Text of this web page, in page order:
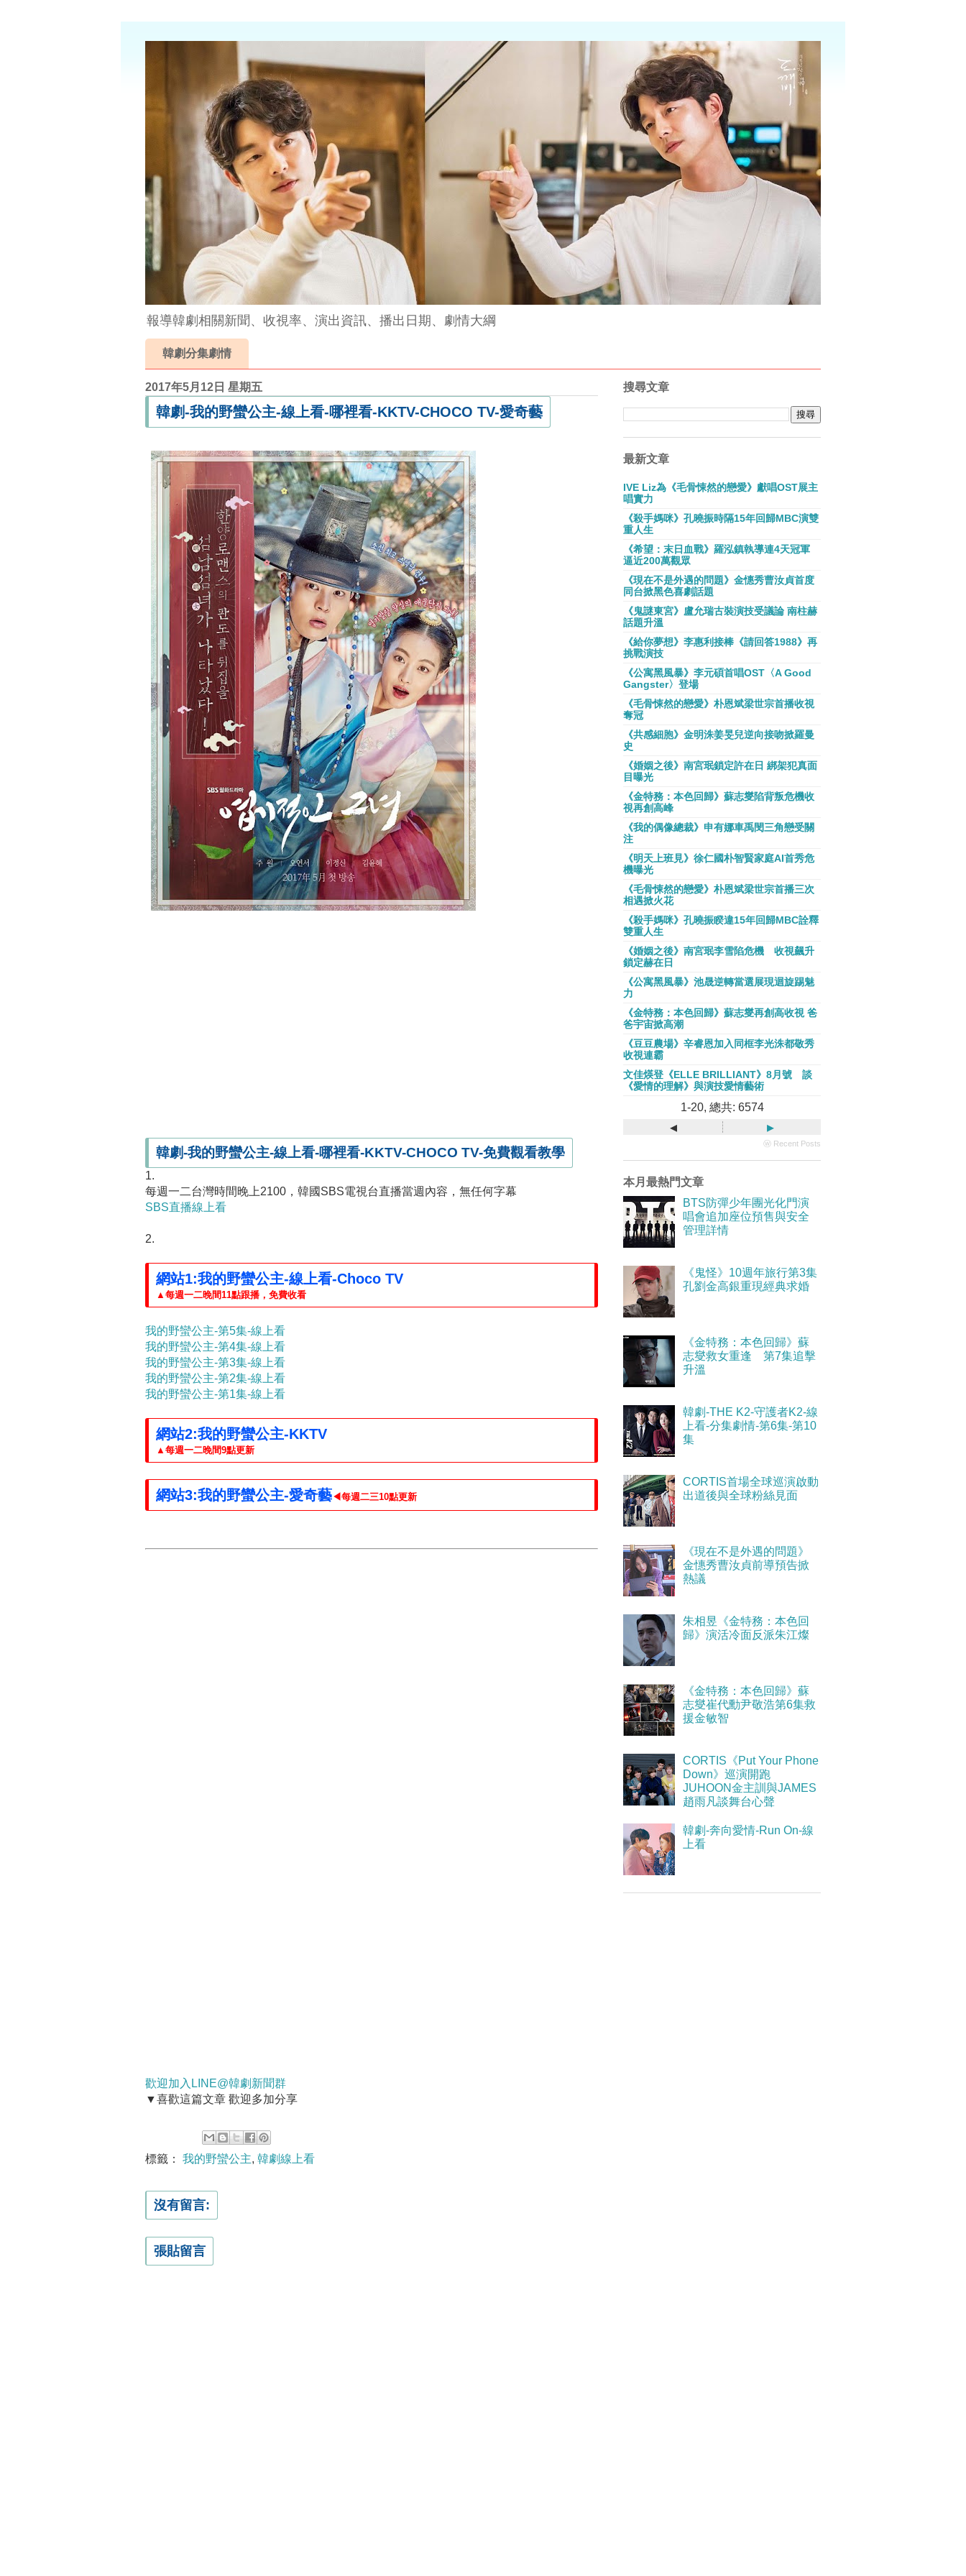
報導韓劇相關新聞、收視率、演出資訊、播出日期、劇情大綱
韓劇分集劇情
2017年5月12日 星期五
韓劇-我的野蠻公主-線上看-哪裡看-KKTV-CHOCO TV-愛奇藝
韓劇-我的野蠻公主-線上看-哪裡看-KKTV-CHOCO TV-免費觀看教學
1.
每週一二台灣時間晚上2100，韓國SBS電視台直播當週內容，無任何字幕
SBS直播線上看
2.
網站1:我的野蠻公主-線上看-Choco TV
▲每週一二晚間11點跟播，免費收看
我的野蠻公主-第5集-線上看
我的野蠻公主-第4集-線上看
我的野蠻公主-第3集-線上看
我的野蠻公主-第2集-線上看
我的野蠻公主-第1集-線上看
網站2:我的野蠻公主-KKTV
▲每週一二晚間9點更新
網站3:我的野蠻公主-愛奇藝◀每週二三10點更新
歡迎加入LINE@韓劇新聞群
▼喜歡這篇文章 歡迎多加分享
標籤： 我的野蠻公主, 韓劇線上看
沒有留言:
張貼留言
搜尋文章
最新文章
IVE Liz為《毛骨悚然的戀愛》獻唱OST展主
唱實力
《殺手媽咪》孔曉振時隔15年回歸MBC演雙
重人生
《希望：末日血戰》羅泓鎮執導連4天冠軍
逼近200萬觀眾
《現在不是外遇的問題》金憓秀曹汝貞首度
同台掀黑色喜劇話題
《鬼謎東宮》盧允瑞古裝演技受議論 南柱赫
話題升溫
《給你夢想》李惠利接棒《請回答1988》再
挑戰演技
《公寓黑風暴》李元碩首唱OST〈A Good
Gangster〉登場
《毛骨悚然的戀愛》朴恩斌梁世宗首播收視
奪冠
《共感細胞》金明洙姜旻兒逆向接吻掀羅曼
史
《婚姻之後》南宮珉鎖定許在日 綁架犯真面
目曝光
《金特務：本色回歸》蘇志燮陷背叛危機收
視再創高峰
《我的偶像總裁》申有娜車禹閔三角戀受關
注
《明天上班見》徐仁國朴智賢家庭AI首秀危
機曝光
《毛骨悚然的戀愛》朴恩斌梁世宗首播三次
相遇掀火花
《殺手媽咪》孔曉振睽違15年回歸MBC詮釋
雙重人生
《婚姻之後》南宮珉李雪陷危機 收視飆升
鎖定赫在日
《公寓黑風暴》池晟逆轉當選展現迴旋踢魅
力
《金特務：本色回歸》蘇志燮再創高收視 爸
爸宇宙掀高潮
《豆豆農場》辛睿恩加入同框李光洙都敬秀
收視連霸
文佳煐登《ELLE BRILLIANT》8月號 談
《愛情的理解》與演技愛情藝術
1-20, 總共: 6574
◂ ▸
ⓦ Recent Posts
本月最熱門文章
BTS防彈少年團光化門演
唱會追加座位預售與安全
管理詳情
《鬼怪》10週年旅行第3集
孔劉金高銀重現經典求婚
《金特務：本色回歸》蘇
志燮救女重逢 第7集追擊
升溫
韓劇-THE K2-守護者K2-線
上看-分集劇情-第6集-第10
集
CORTIS首場全球巡演啟動
出道後與全球粉絲見面
《現在不是外遇的問題》
金憓秀曹汝貞前導預告掀
熱議
朱相昱《金特務：本色回
歸》演活冷面反派朱江燦
《金特務：本色回歸》蘇
志燮崔代勳尹敬浩第6集救
援金敏智
CORTIS《Put Your Phone
Down》巡演開跑
JUHOON金主訓與JAMES
趙雨凡談舞台心聲
韓劇-奔向愛情-Run On-線
上看